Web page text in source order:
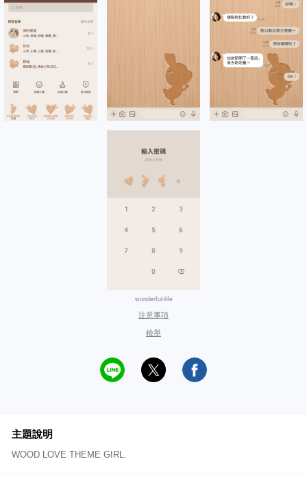
wonderful-life
注意事項
檢舉
主題說明
WOOD LOVE THEME GIRL.